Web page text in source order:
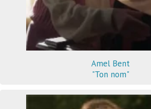
Amel Bent
"Ton nom"